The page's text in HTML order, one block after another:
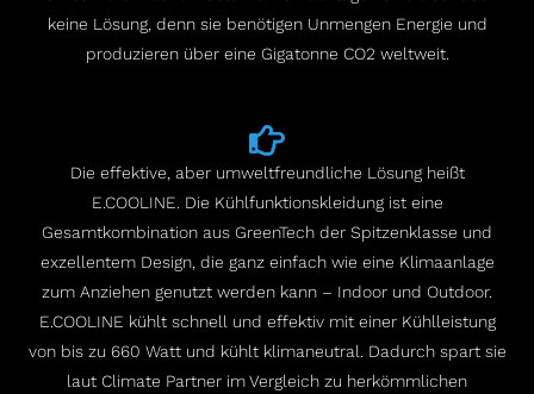
keine Lösung, denn sie benötigen Unmengen Energie und
produzieren über eine Gigatonne CO2 weltweit.
Die effektive, aber umweltfreundliche Lösung heißt
E.COOLINE. Die Kühlfunktionskleidung ist eine
Gesamtkombination aus GreenTech der Spitzenklasse und
exzellentem Design, die ganz einfach wie eine Klimaanlage
zum Anziehen genutzt werden kann – Indoor und Outdoor.
E.COOLINE kühlt schnell und effektiv mit einer Kühlleistung
von bis zu 660 Watt und kühlt klimaneutral. Dadurch spart sie
laut Climate Partner im Vergleich zu herkömmlichen